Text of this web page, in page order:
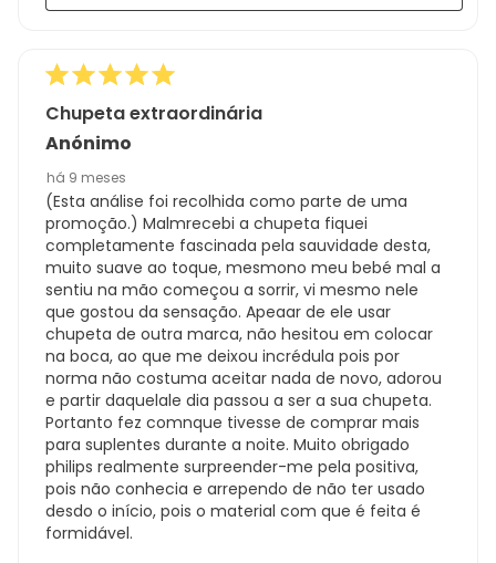
Chupeta extraordinária
Anónimo
há 9 meses
(Esta análise foi recolhida como parte de uma
promoção.) Malmrecebi a chupeta fiquei
completamente fascinada pela sauvidade desta,
muito suave ao toque, mesmono meu bebé mal a
sentiu na mão começou a sorrir, vi mesmo nele
que gostou da sensação. Apeaar de ele usar
chupeta de outra marca, não hesitou em colocar
na boca, ao que me deixou incrédula pois por
norma não costuma aceitar nada de novo, adorou
e partir daquelale dia passou a ser a sua chupeta.
Portanto fez comnque tivesse de comprar mais
para suplentes durante a noite. Muito obrigado
philips realmente surpreender-me pela positiva,
pois não conhecia e arrependo de não ter usado
desdo o início, pois o material com que é feita é
formidável.